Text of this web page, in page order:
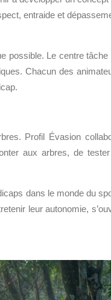
entraide et
possible. Le centre tâche
Chacun des
Profil Évasion
aux arbres, de
dans le monde du
leur autonomie,